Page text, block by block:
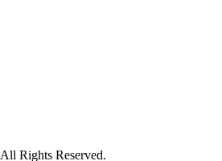
All Rights Reserved.